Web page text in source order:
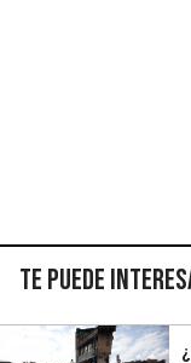
Te puede